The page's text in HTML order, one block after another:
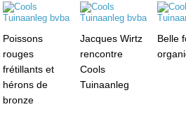
Poissons
rouges
frétillants et
hérons de
bronze
Jacques Wirtz
rencontre
Cools
Tuinaanleg
Belle